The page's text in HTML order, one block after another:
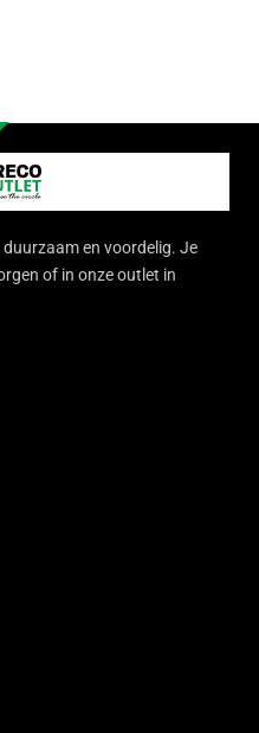
duurzaam en voordelig. Je
of in onze outlet in